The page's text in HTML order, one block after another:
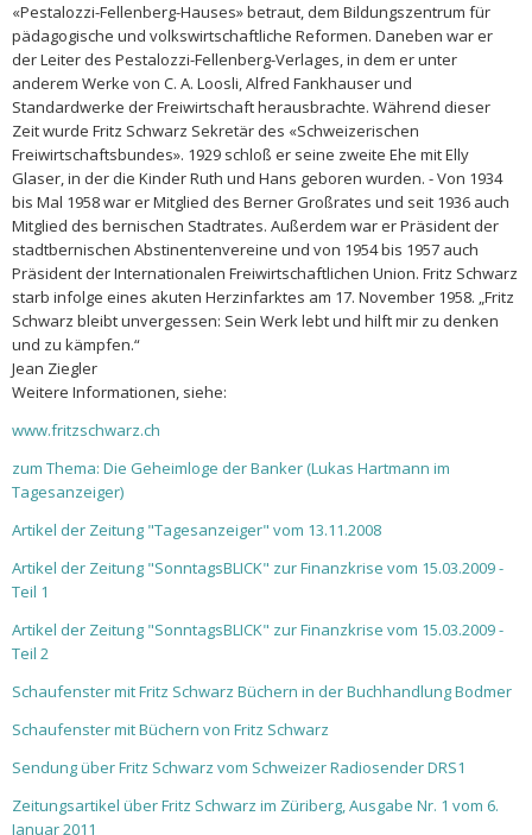
«Pestalozzi-Fellenberg-Hauses» betraut, dem Bildungszentrum für
pädagogische und volkswirtschaftliche Reformen. Daneben war er
der Leiter des Pestalozzi-Fellenberg-Verlages, in dem er unter
anderem Werke von C. A. Loosli, Alfred Fankhauser und
Standardwerke der Freiwirtschaft herausbrachte. Während dieser
Zeit wurde Fritz Schwarz Sekretär des «Schweizerischen
Freiwirtschaftsbundes». 1929 schloß er seine zweite Ehe mit Elly
Glaser, in der die Kinder Ruth und Hans geboren wurden. - Von 1934
bis Mal 1958 war er Mitglied des Berner Großrates und seit 1936 auch
Mitglied des bernischen Stadtrates. Außerdem war er Präsident der
stadtbernischen Abstinentenvereine und von 1954 bis 1957 auch
Präsident der Internationalen Freiwirtschaftlichen Union. Fritz Schwarz
starb infolge eines akuten Herzinfarktes am 17. November 1958. „Fritz
Schwarz bleibt unvergessen: Sein Werk lebt und hilft mir zu denken
und zu kämpfen.“
Jean Ziegler
Weitere Informationen, siehe:
www.fritzschwarz.ch
zum Thema: Die Geheimloge der Banker (Lukas Hartmann im
Tagesanzeiger)
Artikel der Zeitung "Tagesanzeiger" vom 13.11.2008
Artikel der Zeitung "SonntagsBLICK" zur Finanzkrise vom 15.03.2009 -
Teil 1
Artikel der Zeitung "SonntagsBLICK" zur Finanzkrise vom 15.03.2009 -
Teil 2
Schaufenster mit Fritz Schwarz Büchern in der Buchhandlung Bodmer
Schaufenster mit Büchern von Fritz Schwarz
Sendung über Fritz Schwarz vom Schweizer Radiosender DRS1
Zeitungsartikel über Fritz Schwarz im Züriberg, Ausgabe Nr. 1 vom 6.
Januar 2011